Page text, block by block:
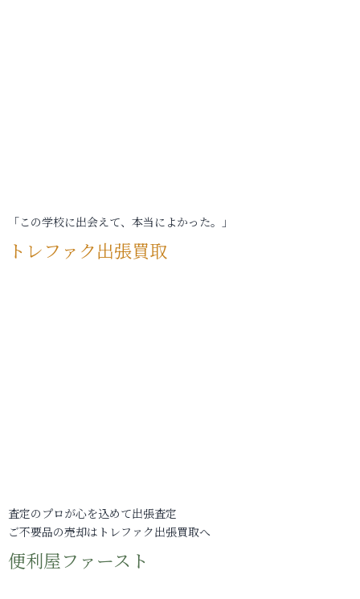
「この学校に出会えて、本当によかった。」
トレファク出張買取
査定のプロが心を込めて出張査定
ご不要品の売却はトレファク出張買取へ
便利屋ファースト